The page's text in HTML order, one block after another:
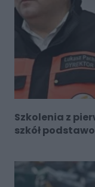
Szkolenia z
szkół